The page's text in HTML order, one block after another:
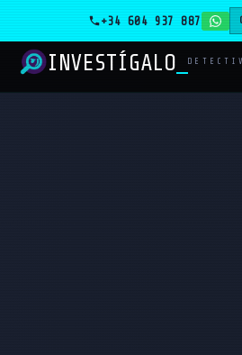
+34 604 937 887
INVESTÍGALO